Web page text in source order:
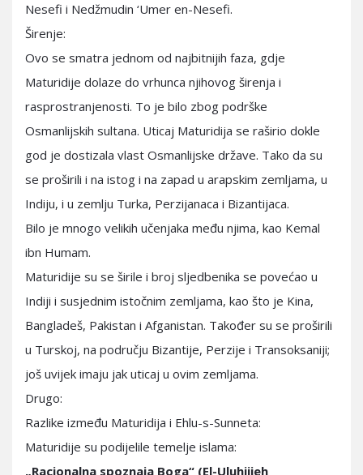
Nesefi i Nedžmudin ‘Umer en-Nesefi.
Širenje:
Ovo se smatra jednom od najbitnijih faza, gdje
Maturidije dolaze do vrhunca njihovog širenja i
rasprostranjenosti. To je bilo zbog podrške
Osmanlijskih sultana. Uticaj Maturidija se raširio dokle
god je dostizala vlast Osmanlijske države. Tako da su
se proširili i na istog i na zapad u arapskim zemljama, u
Indiju, i u zemlju Turka, Perzijanaca i Bizantijaca.
Bilo je mnogo velikih učenjaka među njima, kao Kemal
ibn Humam.
Maturidije su se širile i broj sljedbenika se povećao u
Indiji i susjednim istočnim zemljama, kao što je Kina,
Bangladeš, Pakistan i Afganistan. Također su se proširili
u Turskoj, na području Bizantije, Perzije i Transoksaniji;
još uvijek imaju jak uticaj u ovim zemljama.
Drugo:
Razlike između Maturidija i Ehlu-s-Sunneta:
Maturidije su podijelile temelje islama:
„Racionalna spoznaja Boga“ (El-Uluhijjeh